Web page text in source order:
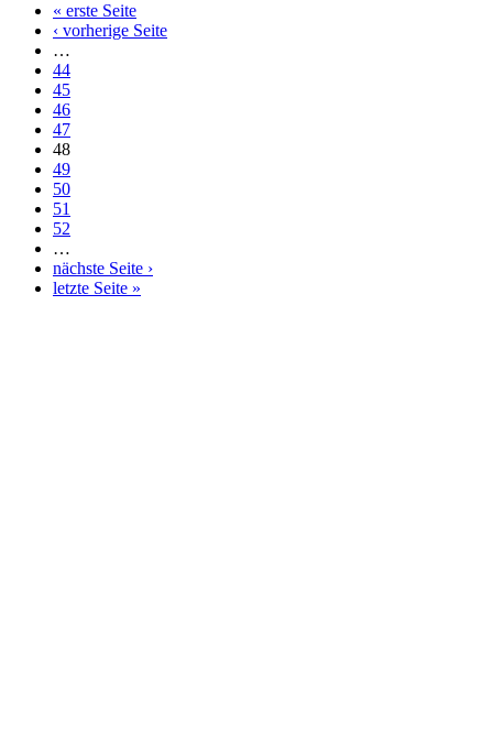
« erste Seite
‹ vorherige Seite
…
44
45
46
47
48
49
50
51
52
…
nächste Seite ›
letzte Seite »